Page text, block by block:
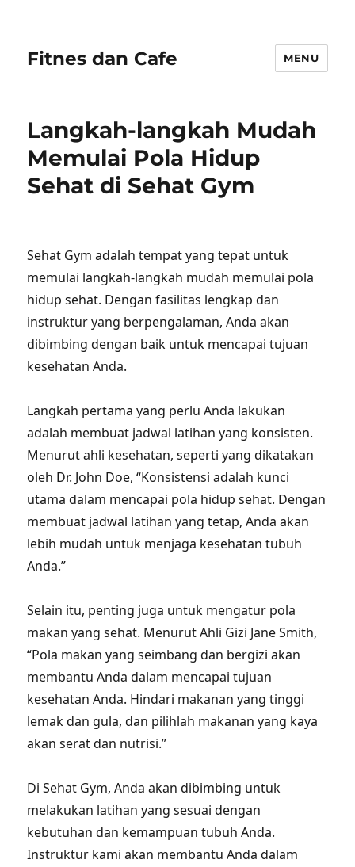
Fitnes dan Cafe MENU
Langkah-langkah Mudah
Memulai Pola Hidup
Sehat di Sehat Gym
Sehat Gym adalah tempat yang tepat untuk
memulai langkah-langkah mudah memulai pola
hidup sehat. Dengan fasilitas lengkap dan
instruktur yang berpengalaman, Anda akan
dibimbing dengan baik untuk mencapai tujuan
kesehatan Anda.
Langkah pertama yang perlu Anda lakukan
adalah membuat jadwal latihan yang konsisten.
Menurut ahli kesehatan, seperti yang dikatakan
oleh Dr. John Doe, “Konsistensi adalah kunci
utama dalam mencapai pola hidup sehat. Dengan
membuat jadwal latihan yang tetap, Anda akan
lebih mudah untuk menjaga kesehatan tubuh
Anda.”
Selain itu, penting juga untuk mengatur pola
makan yang sehat. Menurut Ahli Gizi Jane Smith,
“Pola makan yang seimbang dan bergizi akan
membantu Anda dalam mencapai tujuan
kesehatan Anda. Hindari makanan yang tinggi
lemak dan gula, dan pilihlah makanan yang kaya
akan serat dan nutrisi.”
Di Sehat Gym, Anda akan dibimbing untuk
melakukan latihan yang sesuai dengan
kebutuhan dan kemampuan tubuh Anda.
Instruktur kami akan membantu Anda dalam